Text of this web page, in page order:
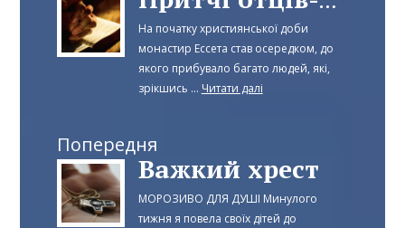
На початку християнської доби
монастир Ессета став осередком, до
якого прибувало багато людей, які,
зрікшись ... Читати далі
Попередня
Важкий хрест
МОРОЗИВО ДЛЯ ДУШІ Минулого
тижня я повела своїх дітей до